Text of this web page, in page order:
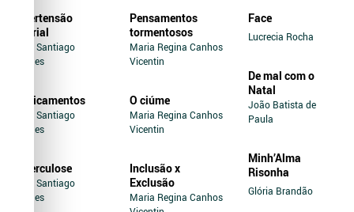
Hipertensão
Arterial
Jairo Santiago
Novaes
Medicamentos
Jairo Santiago
Novaes
Tuberculose
Jairo Santiago
Novaes
Pensamentos
tormentosos
Maria Regina Canhos
Vicentin
O ciúme
Maria Regina Canhos
Vicentin
Inclusão x
Exclusão
Maria Regina Canhos
Face
Lucrecia Rocha
De mal com o
Natal
João Batista de
Paula
Minh’Alma
Risonha
Glória Brandão